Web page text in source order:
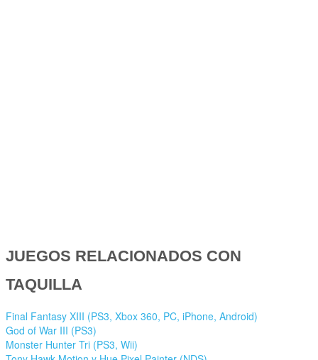
JUEGOS RELACIONADOS CON
TAQUILLA
Final Fantasy XIII (PS3, Xbox 360, PC, iPhone, Android)
God of War III (PS3)
Monster Hunter Tri (PS3, Wii)